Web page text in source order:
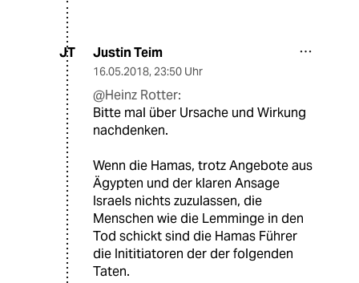
JT Justin Teim
16.05.2018, 23:50 Uhr
@Heinz Rotter:
Bitte mal über Ursache und Wirkung
nachdenken.
Wenn die Hamas, trotz Angebote aus
Ägypten und der klaren Ansage
Israels nichts zuzulassen, die
Menschen wie die Lemminge in den
Tod schickt sind die Hamas Führer
die Inititiatoren der der folgenden
Taten.